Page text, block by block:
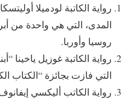
رواية الكاتبة لودميلا
المدى، التي هي واحدة من
روسيا وأوربا.
رواية الكاتبة غوزيل ياخينا
التي فازت بجائزة “الكتاب
رواية الكاتب أليكسي